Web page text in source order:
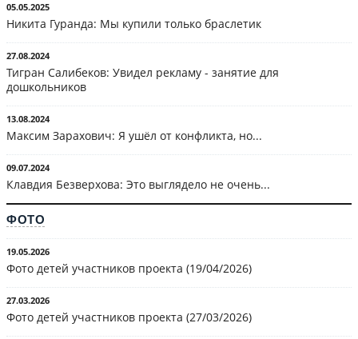
05.05.2025
Никита Гуранда: Мы купили только браслетик
27.08.2024
Тигран Салибеков: Увидел рекламу - занятие для
дошкольников
13.08.2024
Максим Зарахович: Я ушёл от конфликта, но...
09.07.2024
Клавдия Безверхова: Это выглядело не очень...
ФОТО
19.05.2026
Фото детей участников проекта (19/04/2026)
27.03.2026
Фото детей участников проекта (27/03/2026)